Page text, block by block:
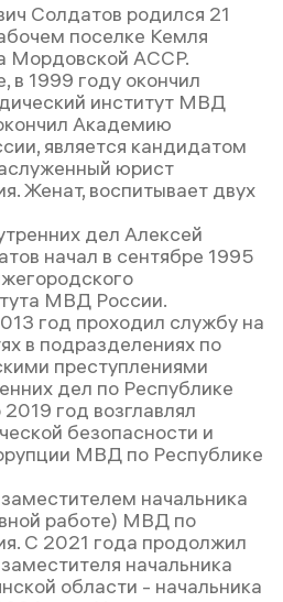
Солдатов родился 21
поселке Кемля
Мордовской АССР.
в 1999 году окончил
институт МВД
Академию
является кандидатом
юрист
Женат, воспитывает двух
дел Алексей
начал в сентябре 1995
МВД России.
год проходил службу на
в подразделениях по
преступлениями
дел по Республике
год возглавлял
безопасности и
МВД по Республике
начальника
работе) МВД по
С 2021 года продолжил
начальника
области - начальника